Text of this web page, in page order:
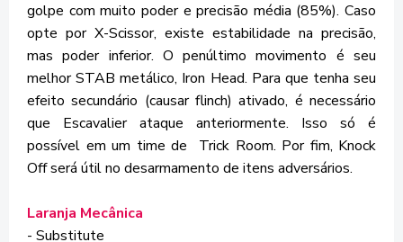
golpe com muito poder e precisão média (85%). Caso
opte por X-Scissor, existe estabilidade na precisão,
mas poder inferior. O penúltimo movimento é seu
melhor STAB metálico, Iron Head. Para que tenha seu
efeito secundário (causar flinch) ativado, é necessário
que Escavalier ataque anteriormente. Isso só é
possível em um time de Trick Room. Por fim, Knock
Off será útil no desarmamento de itens adversários.
Laranja Mecânica
- Substitute